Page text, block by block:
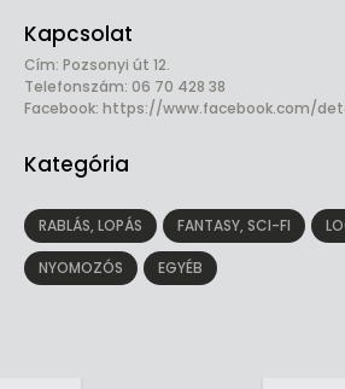
Kapcsolat
Cím: Pozsonyi út 12.
Telefonszám: 06 70 428 38
Facebook: https://www.facebook.com/
Kategória
RABLÁS, LOPÁS FANTASY, SCI-FI
NYOMOZÓS EGYÉB